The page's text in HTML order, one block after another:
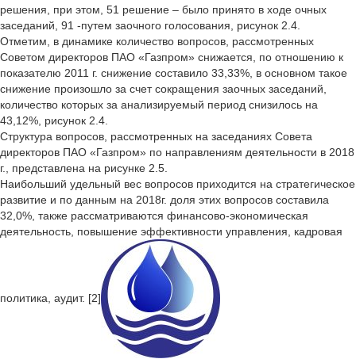
решения, при этом, 51 решение – было принято в ходе очных
заседаний, 91 -путем заочного голосования, рисунок 2.4.
Отметим, в динамике количество вопросов, рассмотренных
Советом директоров ПАО «Газпром» снижается, по отношению к
показателю 2011 г. снижение составило 33,33%, в основном такое
снижение произошло за счет сокращения заочных заседаний,
количество которых за анализируемый период снизилось на
43,12%, рисунок 2.4.
Структура вопросов, рассмотренных на заседаниях Совета
директоров ПАО «Газпром» по направлениям деятельности в 2018
г., представлена на рисунке 2.5.
Наибольший удельный вес вопросов приходится на стратегическое
развитие и по данным на 2018г. доля этих вопросов составила
32,0%, также рассматриваются финансово-экономическая
деятельность, повышение эффективности управления, кадровая
политика, аудит. [2]